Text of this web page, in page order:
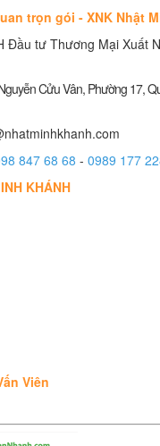
trọn gói - XNK Nhật
Đầu tư Thương Mại Xuất
Cửu Vân, Phường 17,
847 68 68 - 0989 177
KHÁNH
Viên